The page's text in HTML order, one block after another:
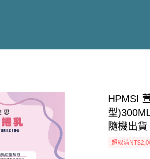
HPMSI
型
隨機出貨
超取滿